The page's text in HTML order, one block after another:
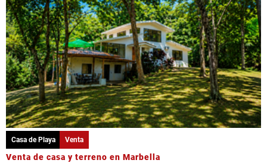
Casa de Playa Venta
Venta de casa y terreno en Marbella